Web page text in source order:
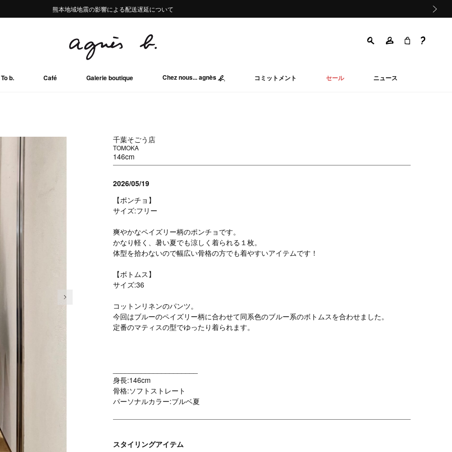
熊本地域地震の影響による配送遅延について
Summer Sale 2buy10%OFF!!
熊本地域地震の影響による配送遅延について
Summer Sale 2buy10%OFF!!
To b. Café Galerie boutique Chez nous... agnès コミットメント セール ニュース
千葉そごう店
TOMOKA
146cm
2026/05/19
【ポンチョ】
サイズ:フリー
爽やかなペイズリー柄のポンチョです。
かなり軽く、暑い夏でも涼しく着られる１枚。
体型を拾わないので幅広い骨格の方でも着やすいアイテムです！
【ボトムス】
サイズ:36
コットンリネンのパンツ。
今回はブルーのペイズリー柄に合わせて同系色のブルー系のボトムスを合わせました。
定番のマティスの型でゆったり着られます。
身長:146cm
骨格:ソフトストレート
パーソナルカラー:ブルベ夏
スタイリングアイテム